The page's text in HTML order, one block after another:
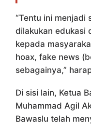
“Tentu ini menjadi
dilakukan edukasi
kepada
hoax, fake news
sebagainya,”
Di sisi lain, Ketua
Muhammad Agil
Bawaslu telah